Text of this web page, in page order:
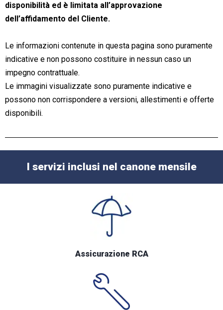
disponibilità ed è limitata all’approvazione
dell’affidamento del Cliente.
Le informazioni contenute in questa pagina sono puramente
indicative e non possono costituire in nessun caso un
impegno contrattuale.
Le immagini visualizzate sono puramente indicative e
possono non corrispondere a versioni, allestimenti e offerte
disponibili.
I servizi inclusi nel canone mensile
Assicurazione RCA